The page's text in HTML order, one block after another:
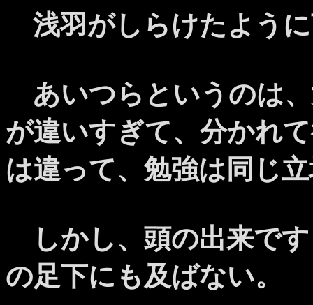
浅羽がしらけたよう
あいつらというのは
が違いすぎて、分かれ
は違って、勉強は同じ
しかし、頭の出来で
の足下にも及ばない。